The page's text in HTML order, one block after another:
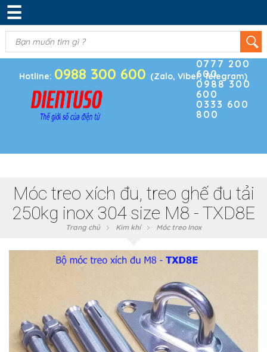
DANH MỤC SẢN PHẨM
KIM KHÍ
ĐIỆN TRỞ & TỤ ĐIỆN
BOARD PHÁT TRIỂN
MODULE CẢM BIẾN
LINH KIỆN KHÁC
☰
Hotline: 0988 300 600 (Zalo, Viber, Telegram)
Điện thoại
0777 200
600
0988 300
600
0333 600
800
(0)
Móc treo xích đu, treo ghế đu tải
250kg inox 304 size M8 - TXD8E
Trang chủ Kim khí Móc treo Inox